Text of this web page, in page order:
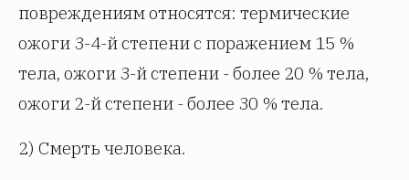
повреждениям относятся: термические
ожоги 3-4-й степени с поражением 15 %
тела, ожоги 3-й степени - более 20 % тела,
ожоги 2-й степени - более 30 % тела.
2) Смерть человека.